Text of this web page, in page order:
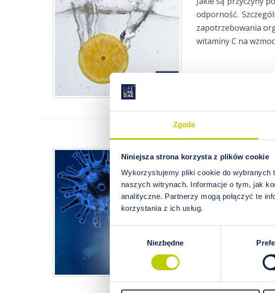
Zgoda
Niniejsza strona korzysta z plików cookie
Wykorzystujemy pliki cookie do wybranych
naszych witrynach. Informacje o tym, jak
analityczne. Partnerzy mogą połączyć te
korzystania z ich usług.
Niezbędne
odporność.
zapotrzebowania
witaminy C na
Selen –
Niedobór selenu
najważniejszych
tego pierwiastka
układu